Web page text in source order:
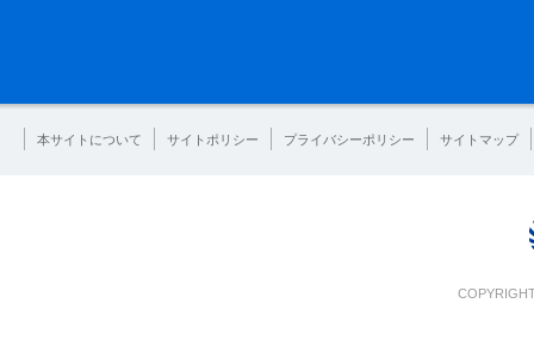
本サイトについて サイトポリシー プライバシーポリシー サイトマップ